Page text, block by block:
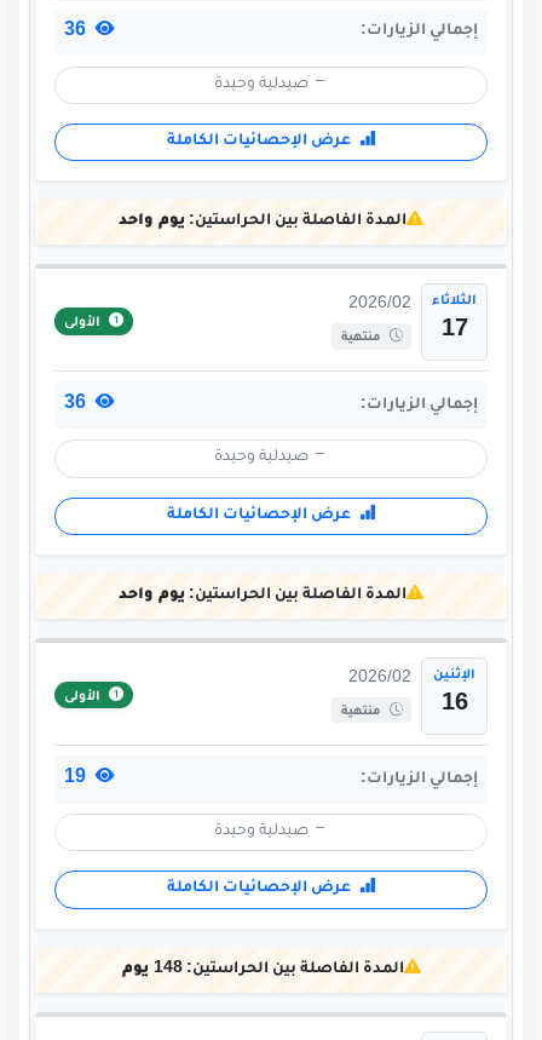
إجمالي الزيارات:
صيدلية وحيدة
عرض الإحصائيات الكاملة
المدة الفاصلة بين الحراستين: يوم واحد
الثلاثاء
17
2026/02
منتهية
الأولى
إجمالي الزيارات:
صيدلية وحيدة
عرض الإحصائيات الكاملة
المدة الفاصلة بين الحراستين: يوم واحد
الإثنين
16
2026/02
منتهية
الأولى
إجمالي الزيارات:
صيدلية وحيدة
عرض الإحصائيات الكاملة
المدة الفاصلة بين الحراستين:148 يوم